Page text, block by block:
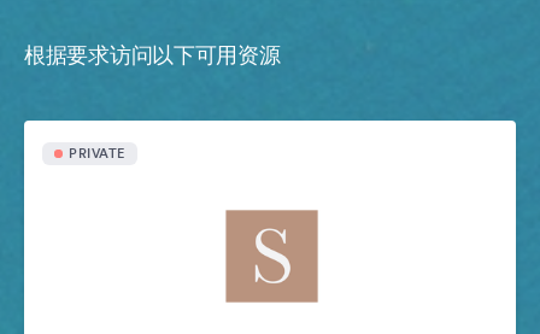
根据要求访问以下可用资源
PRIVATE